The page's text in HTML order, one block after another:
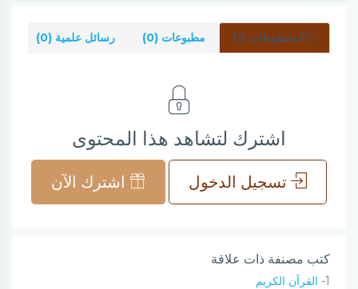
المخطوطات (1) مطبوعات (0) رسائل علمية (0)
اشترك لتشاهد هذا المحتوى
تسجيل الدخول اشترك الآن
كتب مصنفة ذات علاقة
1- القرآن الكريم